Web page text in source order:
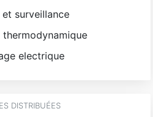
et surveillance
thermodynamique
electrique
DISTRIBUÉES